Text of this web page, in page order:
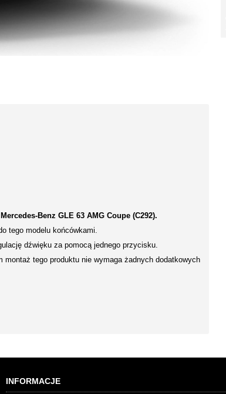
Mercedes-Benz GLE 63 AMG Coupe (C292).
tego modelu końcówkami.
dźwięku za pomocą jednego przycisku.
tego produktu nie wymaga żadnych dodatkowych
INFORMACJE